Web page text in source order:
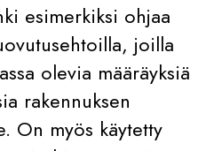
esimerkiksi ohjaa
joilla
olevia määräyksiä
rakennuksen
On myös käytetty